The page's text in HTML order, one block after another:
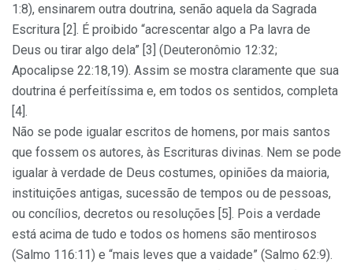
1:8), ensinarem outra doutrina, senão aquela da Sagrada
Escritura [2]. É proibido “acrescentar algo a Pa lavra de
Deus ou tirar algo dela” [3] (Deuteronômio 12:32;
Apocalipse 22:18,19). Assim se mostra claramente que sua
doutrina é perfeitíssima e, em todos os sentidos, completa
[4].
Não se pode igualar escritos de homens, por mais santos
que fossem os autores, às Escrituras divinas. Nem se pode
igualar à verdade de Deus costumes, opiniões da maioria,
instituições antigas, sucessão de tempos ou de pessoas,
ou concílios, decretos ou resoluções [5]. Pois a verdade
está acima de tudo e todos os homens são mentirosos
(Salmo 116:11) e “mais leves que a vaidade” (Salmo 62:9).